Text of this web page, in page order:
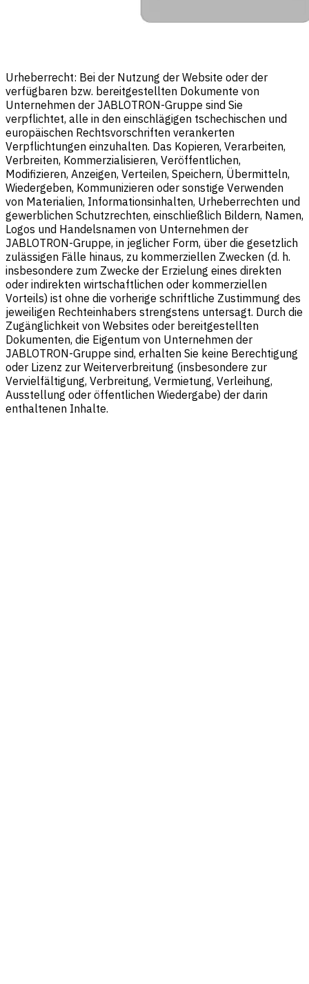
Urheberrecht: Bei der Nutzung der Website oder der
verfügbaren bzw. bereitgestellten Dokumente von
Unternehmen der JABLOTRON-Gruppe sind Sie
verpflichtet, alle in den einschlägigen tschechischen und
europäischen Rechtsvorschriften verankerten
Verpflichtungen einzuhalten. Das Kopieren, Verarbeiten,
Verbreiten, Kommerzialisieren, Veröffentlichen,
Modifizieren, Anzeigen, Verteilen, Speichern, Übermitteln,
Wiedergeben, Kommunizieren oder sonstige Verwenden
von Materialien, Informationsinhalten, Urheberrechten und
gewerblichen Schutzrechten, einschließlich Bildern, Namen,
Logos und Handelsnamen von Unternehmen der
JABLOTRON-Gruppe, in jeglicher Form, über die gesetzlich
zulässigen Fälle hinaus, zu kommerziellen Zwecken (d. h.
insbesondere zum Zwecke der Erzielung eines direkten
oder indirekten wirtschaftlichen oder kommerziellen
Vorteils) ist ohne die vorherige schriftliche Zustimmung des
jeweiligen Rechteinhabers strengstens untersagt. Durch die
Zugänglichkeit von Websites oder bereitgestellten
Dokumenten, die Eigentum von Unternehmen der
JABLOTRON-Gruppe sind, erhalten Sie keine Berechtigung
oder Lizenz zur Weiterverbreitung (insbesondere zur
Vervielfältigung, Verbreitung, Vermietung, Verleihung,
Ausstellung oder öffentlichen Wiedergabe) der darin
enthaltenen Inhalte.